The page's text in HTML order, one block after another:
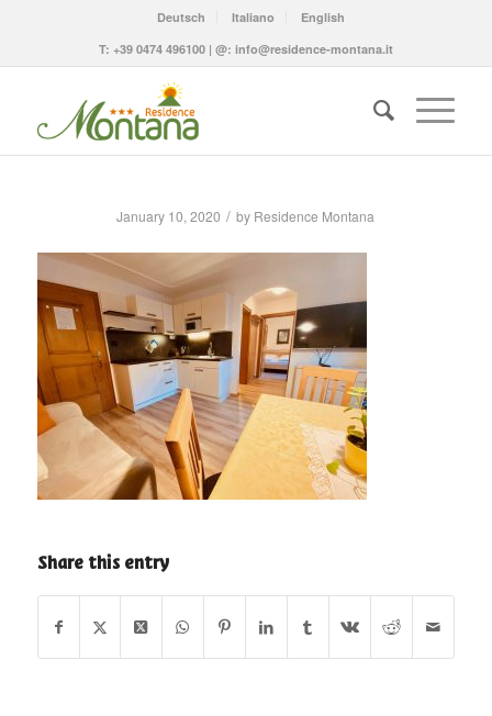
Deutsch Italiano
English
T: +39 0474 496100| @: info@residence-montana.it
January 10, 2020 / by Residence Montana
Share this entry